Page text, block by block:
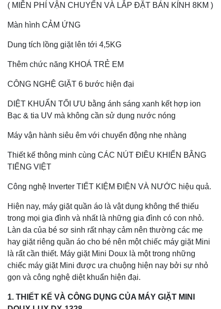
( MIỄN PHÍ VẬN CHUYỂN VÀ LẮP ĐẶT BÁN KÍNH 8KM )
Màn hình CẢM ỨNG
Dung tích lồng giặt lên tới 4,5KG
Thêm chức năng KHOÁ TRẺ EM
CÔNG NGHỆ GIẶT 6 bước hiện đại
DIỆT KHUẨN TỐI ƯU bằng ánh sáng xanh kết hợp ion
Bạc & tia UV mà không cần sử dụng nước nóng
Máy vận hành siêu êm với chuyển động nhẹ nhàng
Thiết kế thông minh cùng CÁC NÚT ĐIỀU KHIỂN BẰNG
TIẾNG VIỆT
Công nghệ Inverter TIẾT KIỆM ĐIỆN VÀ NƯỚC hiệu quả.
Hiện nay, máy giặt quần áo là vật dụng không thể thiếu
trong mọi gia đình và nhất là những gia đình có con nhỏ.
Làn da của bé sơ sinh rất nhạy cảm nên thường các mẹ
hay giặt riêng quần áo cho bé nên một chiếc máy giặt Mini
là rất cần thiết. Máy giặt Mini Doux là một trong những
chiếc máy giặt Mini được ưa chuộng hiện nay bởi sự nhỏ
gọn và công nghệ diệt khuẩn hiện đại.
1. THIẾT KẾ VÀ CÔNG DỤNG CỦA MÁY GIẶT MINI